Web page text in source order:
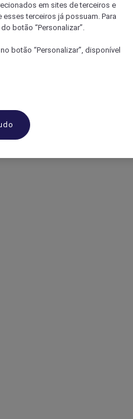
em sites de terceiros e
terceiros já possuam. Para
botão “Personalizar”.
botão “Personalizar”, disponível